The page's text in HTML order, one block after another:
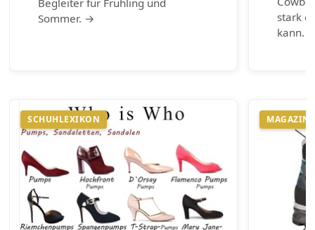
Begleiter für Frühling und
Sommer. →
stark
kann.
SCHUHLEXIKON MAGAZIN